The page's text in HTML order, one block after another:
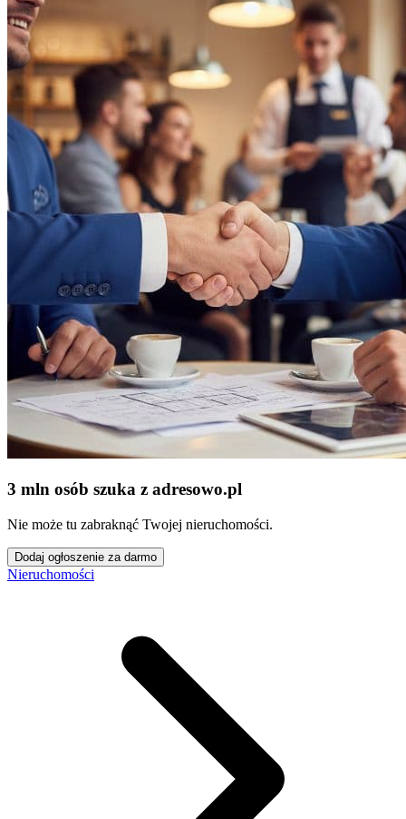
3 mln osób szuka z adresowo.pl
Nie może tu zabraknąć Twojej nieruchomości.
Dodaj ogłoszenie za darmo
Nieruchomości